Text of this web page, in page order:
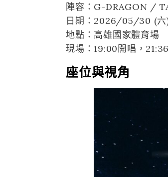
陣容：G-DRAGON /
日期：2026/05/30 (六
地點：高雄國家體育場
現場：19:00開唱，
座位與視角